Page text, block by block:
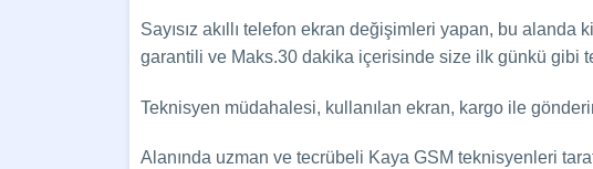
Sayısız akıllı telefon ekran değişimleri yapan, bu
garantili ve Maks.30 dakika içerisinde size ilk günkü gibi
Teknisyen müdahalesi, kullanılan ekran, kargo ile
Alanında uzman ve tecrübeli Kaya GSM teknisyenleri